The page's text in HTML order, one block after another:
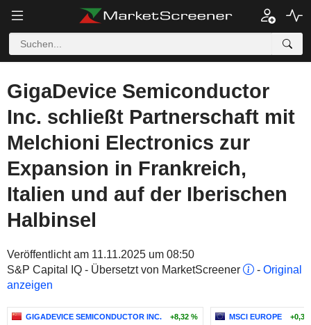
GigaDevice Semiconductor
Inc. schließt Partnerschaft mit
Melchioni Electronics zur
Expansion in Frankreich,
Italien und auf der Iberischen
Halbinsel
Veröffentlicht am 11.11.2025 um 08:50
S&P Capital IQ - Übersetzt von MarketScreener
- Original
anzeigen
GIGADEVICE SEMICONDUCTOR INC. +8,32 % MSCI EUROPE +0,39